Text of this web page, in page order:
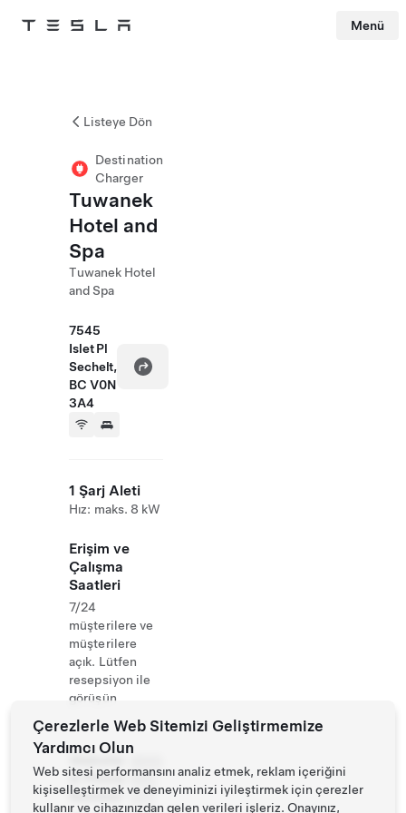
Tesla Menü
Listeye Dön
Destination
Charger
Tuwanek
Hotel and
Spa
Tuwanek Hotel
and Spa
7545
Islet Pl
Sechelt,
BC V0N
3A4
1 Şarj Aleti
Hız: maks. 8 kW
Erişim ve
Çalışma
Saatleri
7/24
müşterilere ve
müşterilere
açık. Lütfen
resepsiyon ile
görüşün
& Phone
Number
665-
2311
Çerezlerle Web Sitemizi Geliştirmemize
Yardımcı Olun
Web sitesi performansını analiz etmek, reklam içeriğini
kişiselleştirmek ve deneyiminizi iyileştirmek için çerezler
kullanır ve cihazınızdan gelen verileri işleriz. Onayınız,